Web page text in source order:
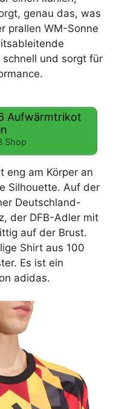
genau das, was
prallen WM-Sonne
und sorgt für
Aufwärmtrikot
Shop
eng am Körper an
Silhouette. Auf der
Deutschland-
der DFB-Adler mit
auf der Brust.
Shirt aus 100
Es ist ein
adidas.